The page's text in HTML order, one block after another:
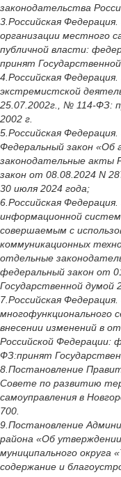
законодательства
3.Российская
организации местного
публичной власти:
принят
4.Российская
экстремистской
25.07.2002г., № 114-ФЗ:
2002 г.
5.Российская
Федеральный закон «Об
законодательные акты
закон от 08.08.2024 N
30 июля 2024 года;
6.Российская
информационной
совершаемым с
коммуникационных
отдельные
федеральный закон от
Государственной думой
7.Российская
многофункционального
внесении изменений в
Российской Федерации:
ФЗ:принят
8.Постановление
Совете по развитию
самоуправления в
700.
9.Постановление
района «Об
муниципального округа
содержание и